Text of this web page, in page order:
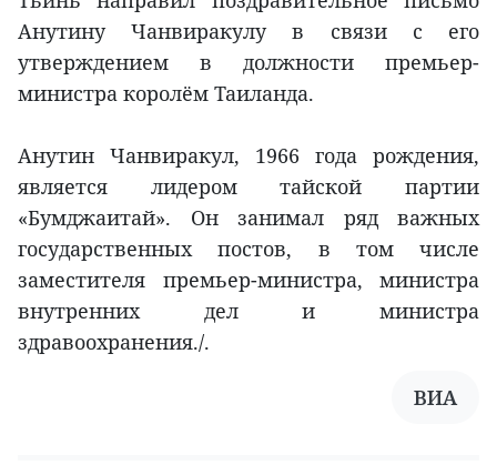
Анутину Чанвиракулу в связи с его
утверждением в должности премьер-
министра королём Таиланда.
Анутин Чанвиракул, 1966 года рождения,
является лидером тайской партии
«Бумджаитай». Он занимал ряд важных
государственных постов, в том числе
заместителя премьер-министра, министра
внутренних дел и министра
здравоохранения./.
ВИА